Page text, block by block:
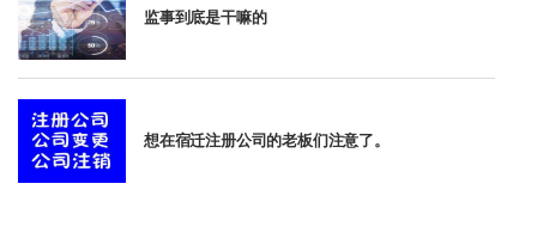
监事到底是干嘛的
想在宿迁注册公司的老板们注意了。